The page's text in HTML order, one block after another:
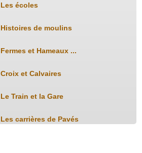
Les écoles
Histoires de moulins
Fermes et Hameaux ...
Croix et Calvaires
Le Train et la Gare
Les carrières de Pavés